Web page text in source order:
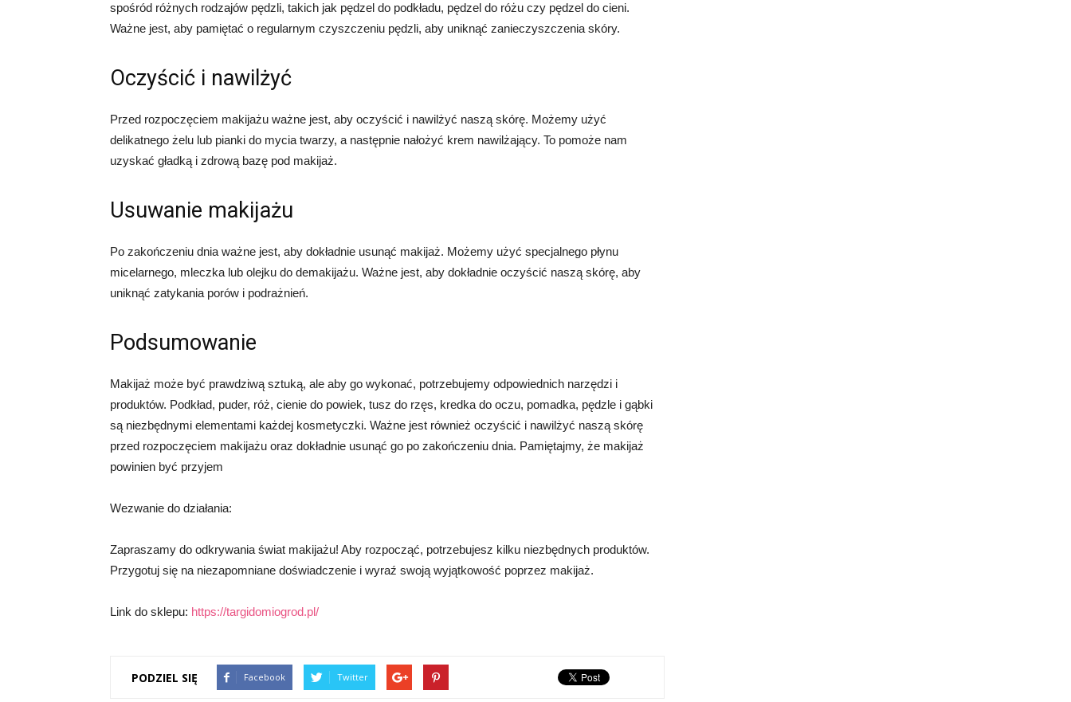
spośród różnych rodzajów pędzli, takich jak pędzel do podkładu, pędzel do różu czy pędzel do cieni.
Ważne jest, aby pamiętać o regularnym czyszczeniu pędzli, aby uniknąć zanieczyszczenia skóry.
Oczyścić i nawilżyć
Przed rozpoczęciem makijażu ważne jest, aby oczyścić i nawilżyć naszą skórę. Możemy użyć
delikatnego żelu lub pianki do mycia twarzy, a następnie nałożyć krem nawilżający. To pomoże nam
uzyskać gładką i zdrową bazę pod makijaż.
Usuwanie makijażu
Po zakończeniu dnia ważne jest, aby dokładnie usunąć makijaż. Możemy użyć specjalnego płynu
micelarnego, mleczka lub olejku do demakijażu. Ważne jest, aby dokładnie oczyścić naszą skórę, aby
uniknąć zatykania porów i podrażnień.
Podsumowanie
Makijaż może być prawdziwą sztuką, ale aby go wykonać, potrzebujemy odpowiednich narzędzi i
produktów. Podkład, puder, róż, cienie do powiek, tusz do rzęs, kredka do oczu, pomadka, pędzle i gąbki
są niezbędnymi elementami każdej kosmetyczki. Ważne jest również oczyścić i nawilżyć naszą skórę
przed rozpoczęciem makijażu oraz dokładnie usunąć go po zakończeniu dnia. Pamiętajmy, że makijaż
powinien być przyjem
Wezwanie do działania:
Zapraszamy do odkrywania świat makijażu! Aby rozpocząć, potrzebujesz kilku niezbędnych produktów.
Przygotuj się na niezapomniane doświadczenie i wyraź swoją wyjątkowość poprzez makijaż.
Link do sklepu: https://targidomiogrod.pl/
PODZIEL SIĘ Facebook Twitter